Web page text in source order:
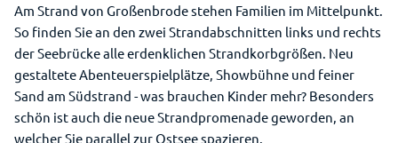
Am Strand von Großenbrode stehen Familien im Mittelpunkt.
So finden Sie an den zwei Strandabschnitten links und rechts
der Seebrücke alle erdenklichen Strandkorbgrößen. Neu
gestaltete Abenteuerspielplätze, Showbühne und feiner
Sand am Südstrand - was brauchen Kinder mehr? Besonders
schön ist auch die neue Strandpromenade geworden, an
welcher Sie parallel zur Ostsee spazieren.